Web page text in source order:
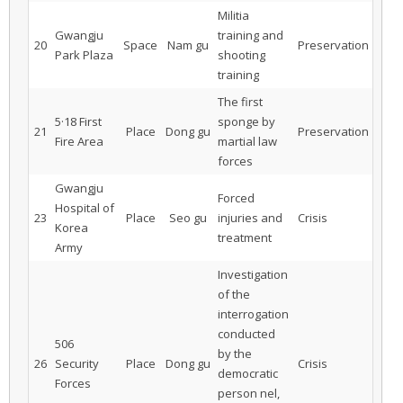
20
Gwangju
Park Plaza
Space Nam gu
Militia
training and
shooting
training
Preservation
21
5·18 First
Fire Area
Place Dong gu
The first
sponge by
martial law
forces
Preservation
23
Gwangju
Hospital of
Korea
Army
Place Seo gu
Forced
injuries and
treatment
Crisis
26
506
Security
Forces
Place Dong gu
Investigation
of the
interrogation
conducted
by the
democratic
person nel,
Crisis